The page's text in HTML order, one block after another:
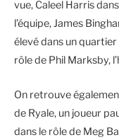
vue, Caleel Harris
l’équipe, James
élevé dans un
rôle de Phil Marksby,
On retrouve
de Ryale, un joueur
dans le rôle de Meg